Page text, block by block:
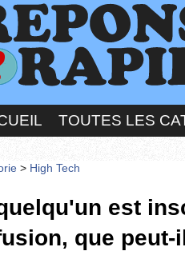
TOUTES LES
> High Tech
est
que peut-